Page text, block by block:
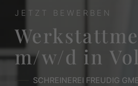
JETZT BEWERBEN
m/w/d in
SCHREINEREI FREUDIG